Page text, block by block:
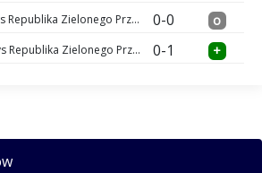
Maroko vs Republika Zielonego Przylądka 0-0 o
Eswatini vs Republika Zielonego Przylądka 0-1 +